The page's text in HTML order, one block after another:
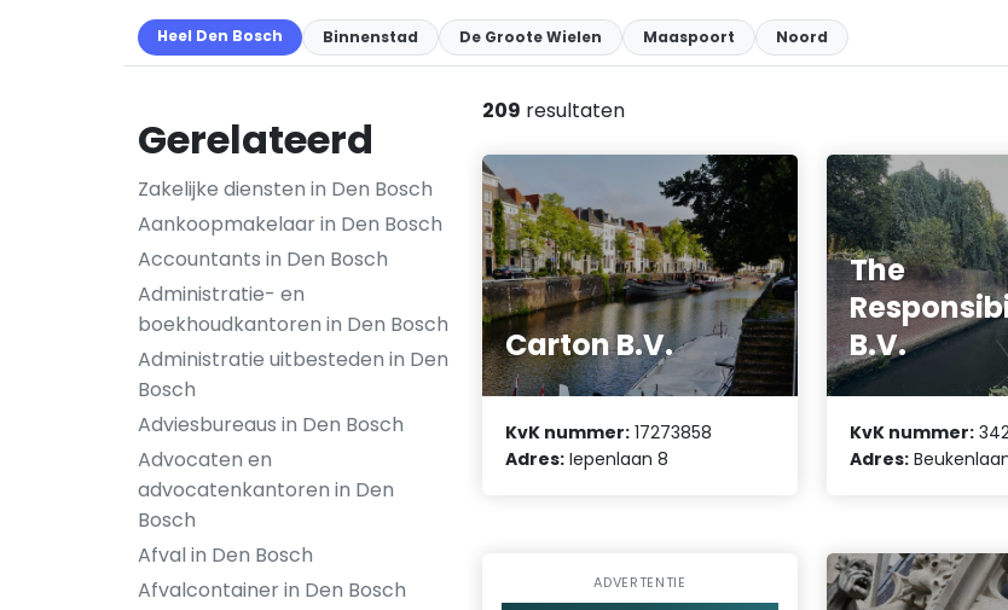
Heel Den Bosch Binnenstad De Groote Wielen Maaspoort Noord
Gerelateerd
Zakelijke diensten in Den Bosch
Aankoopmakelaar in Den Bosch
Accountants in Den Bosch
Administratie- en
boekhoudkantoren in Den Bosch
Administratie uitbesteden in Den
Bosch
Adviesbureaus in Den Bosch
Advocaten en
advocatenkantoren in Den
Bosch
Afval in Den Bosch
Afvalcontainer in Den Bosch
209 resultaten
Carton B.V.
KvK nummer: 17273858
Adres: Iepenlaan 8
The
B.V.
KvK nummer:
Adres:
ADVERTENTIE